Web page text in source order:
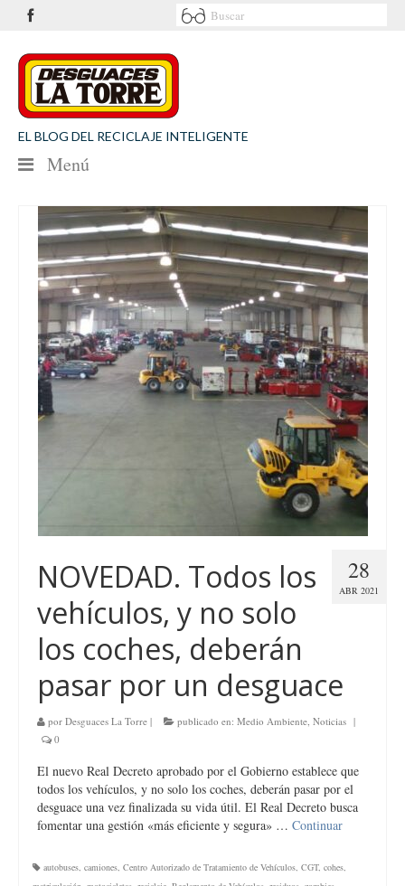
EL BLOG DEL RECICLAJE INTELIGENTE
Menú
NOTICIAS
SEGURIDAD VIAL
MEDIO AMBIENTE
PATROCINIOS
CONTACTO
Desguaces La Torre
28
ABR 2021
NOVEDAD. Todos los
vehículos, y no solo
los coches, deberán
pasar por un desguace
por Desguaces La Torre | publicado en: Medio Ambiente, Noticias |
0
El nuevo Real Decreto aprobado por el Gobierno establece que
todos los vehículos, y no solo los coches, deberán pasar por el
desguace una vez finalizada su vida útil. El Real Decreto busca
fomentar una gestión «más eficiente y segura» … Continuar
autobuses, camiones, Centro Autorizado de Tratamiento de Vehículos, CGT, cohes,